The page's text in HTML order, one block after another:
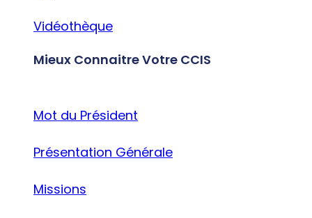
Vidéothèque
Mieux Connaitre Votre CCIS
Mot du Président
Présentation Générale
Missions